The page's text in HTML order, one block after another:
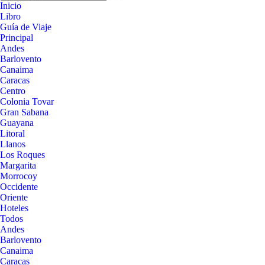
Inicio
Libro
Guía de Viaje
Principal
Andes
Barlovento
Canaima
Caracas
Centro
Colonia Tovar
Gran Sabana
Guayana
Litoral
Llanos
Los Roques
Margarita
Morrocoy
Occidente
Oriente
Hoteles
Todos
Andes
Barlovento
Canaima
Caracas